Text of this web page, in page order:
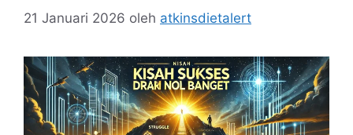
21 Januari 2026 oleh atkinsdietalert